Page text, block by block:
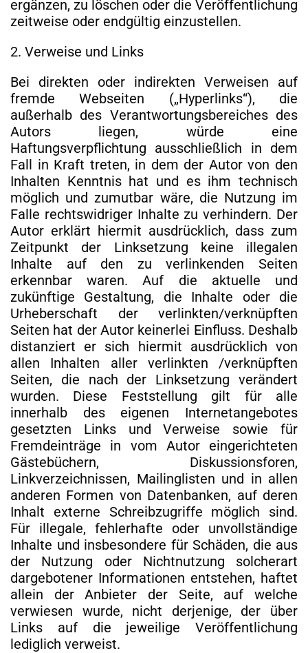
ergänzen, zu löschen oder die Veröffentlichung
zeitweise oder endgültig einzustellen.
2. Verweise und Links
Bei direkten oder indirekten Verweisen auf
fremde Webseiten („Hyperlinks“), die
außerhalb des Verantwortungsbereiches des
Autors liegen, würde eine
Haftungsverpflichtung ausschließlich in dem
Fall in Kraft treten, in dem der Autor von den
Inhalten Kenntnis hat und es ihm technisch
möglich und zumutbar wäre, die Nutzung im
Falle rechtswidriger Inhalte zu verhindern. Der
Autor erklärt hiermit ausdrücklich, dass zum
Zeitpunkt der Linksetzung keine illegalen
Inhalte auf den zu verlinkenden Seiten
erkennbar waren. Auf die aktuelle und
zukünftige Gestaltung, die Inhalte oder die
Urheberschaft der verlinkten/verknüpften
Seiten hat der Autor keinerlei Einfluss. Deshalb
distanziert er sich hiermit ausdrücklich von
allen Inhalten aller verlinkten /verknüpften
Seiten, die nach der Linksetzung verändert
wurden. Diese Feststellung gilt für alle
innerhalb des eigenen Internetangebotes
gesetzten Links und Verweise sowie für
Fremdeinträge in vom Autor eingerichteten
Gästebüchern, Diskussionsforen,
Linkverzeichnissen, Mailinglisten und in allen
anderen Formen von Datenbanken, auf deren
Inhalt externe Schreibzugriffe möglich sind.
Für illegale, fehlerhafte oder unvollständige
Inhalte und insbesondere für Schäden, die aus
der Nutzung oder Nichtnutzung solcherart
dargebotener Informationen entstehen, haftet
allein der Anbieter der Seite, auf welche
verwiesen wurde, nicht derjenige, der über
Links auf die jeweilige Veröffentlichung
lediglich verweist.